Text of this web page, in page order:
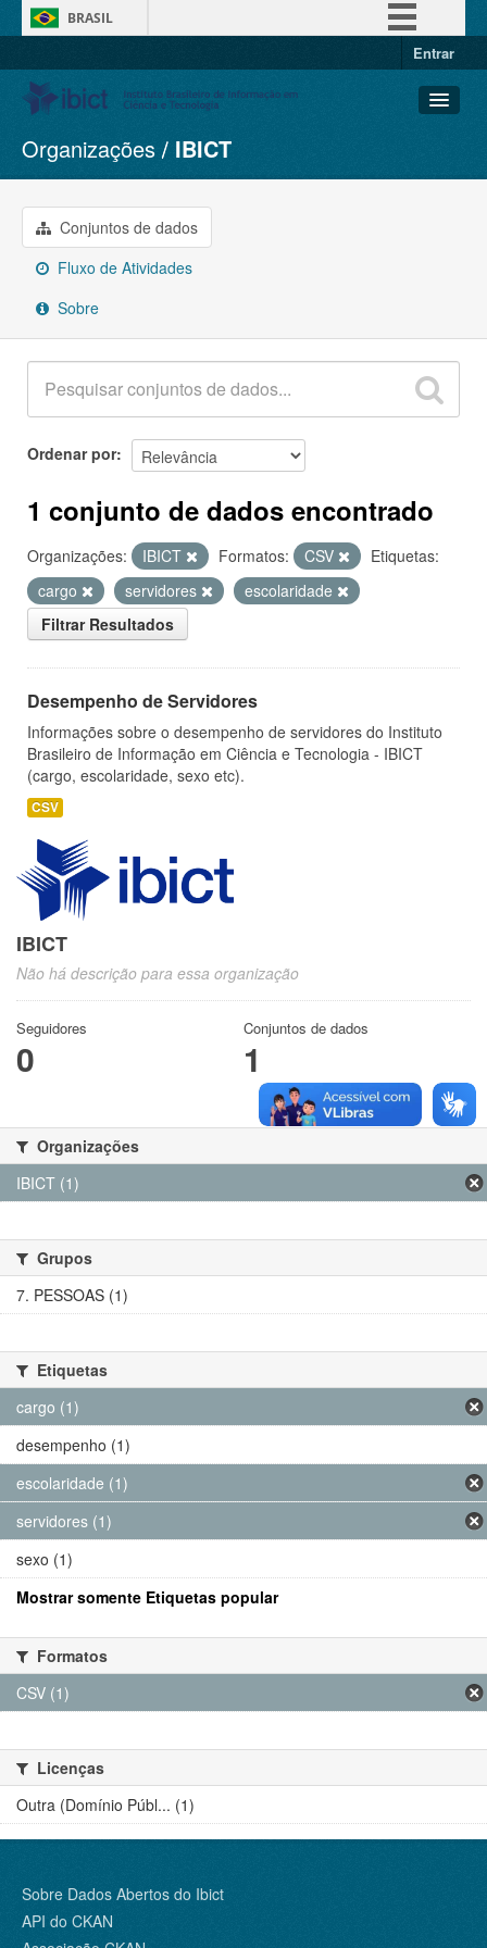
BRASIL
Entrar
Conjuntos de dados
Organizações
Grupos
Sobre
Organizações IBICT
Conjuntos de dados
Fluxo de Atividades
Sobre
Ordenar por
1 conjunto de dados encontrado
Organizações: IBICT Formatos: CSV
Etiquetas:
cargo
servidores
escolaridade
Filtrar Resultados
Desempenho de Servidores
Informações sobre o desempenho de servidores do Instituto
Brasileiro de Informação em Ciência e Tecnologia - IBICT
(cargo, escolaridade, sexo etc).
CSV
IBICT
Não há descrição para essa organização
Seguidores
0
Conjuntos de dados
1
Organizações
IBICT (1)
Grupos
7. PESSOAS (1)
Etiquetas
cargo (1)
desempenho (1)
escolaridade (1)
servidores (1)
sexo (1)
Mostrar somente Etiquetas popular
Formatos
CSV (1)
Licenças
Outra (Domínio Públ... (1)
Sobre Dados Abertos do Ibict
API do CKAN